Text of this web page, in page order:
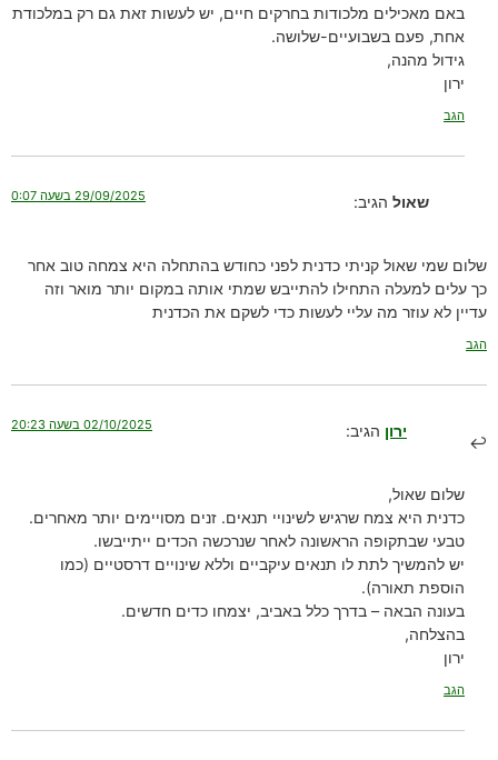
באם מאכילים מלכודות בחרקים חיים, יש לעשות זאת גם רק במלכודת
אחת, פעם בשבועיים-שלושה.
גידול מהנה,
ירון
הגב
שאול הגיב: 29/09/2025 בשעה 0:07
שלום שמי שאול קניתי כדנית לפני כחודש בהתחלה היא צמחה טוב אחר
כך עלים למעלה התחילו להתייבש שמתי אותה במקום יותר מואר וזה
עדיין לא עוזר מה עליי לעשות כדי לשקם את הכדנית
הגב
ירון הגיב: 02/10/2025 בשעה 20:23
שלום שאול,
כדנית היא צמח שרגיש לשינויי תנאים. זנים מסויימים יותר מאחרים.
טבעי שבתקופה הראשונה לאחר שנרכשה הכדים ייתייבשו.
יש להמשיך לתת לו תנאים עיקביים וללא שינויים דרסטיים (כמו
הוספת תאורה).
בעונה הבאה – בדרך כלל באביב, יצמחו כדים חדשים.
בהצלחה,
ירון
הגב